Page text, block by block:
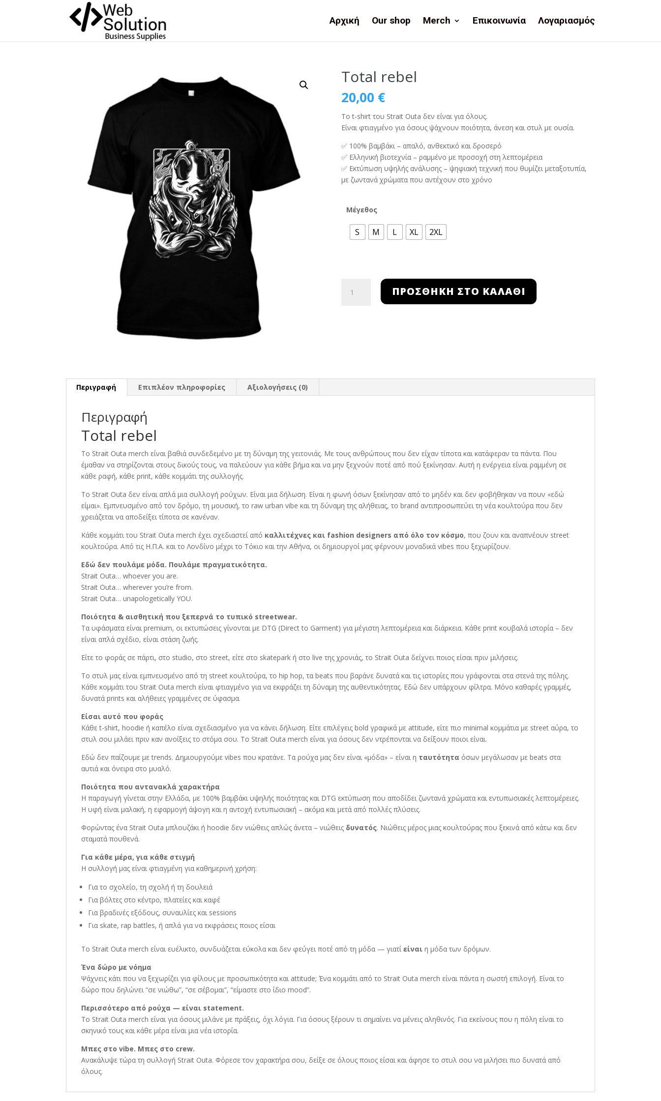
Αρχική Our shop Merch Επικοινωνία Λογαριασμός
Total rebel
20,00 €
Το t-shirt του Strait Outa δεν είναι για όλους.
Είναι φτιαγμένο για όσους ψάχνουν ποιότητα, άνεση και στυλ με ουσία.
✅ 100% βαμβάκι – απαλό, ανθεκτικό και δροσερό
✅ Ελληνική βιοτεχνία – ραμμένο με προσοχή στη λεπτομέρεια
✅ Εκτύπωση υψηλής ανάλυσης – ψηφιακή τεχνική που θυμίζει μεταξοτυπία,
με ζωντανά χρώματα που αντέχουν στο χρόνο
Μέγεθος
S M L XL 2XL
rebel
ΠΡΟΣΘΉΚΗ ΣΤΟ ΚΑΛΆΘΙ
Περιγραφή Επιπλέον πληροφορίες Αξιολογήσεις (0)
Περιγραφή
Total rebel
Το Strait Outa merch είναι βαθιά συνδεδεμένο με τη δύναμη της γειτονιάς. Με τους ανθρώπους που δεν είχαν τίποτα και κατάφεραν τα πάντα. Που
έμαθαν να στηρίζονται στους δικούς τους, να παλεύουν για κάθε βήμα και να μην ξεχνούν ποτέ από πού ξεκίνησαν. Αυτή η ενέργεια είναι ραμμένη σε
κάθε ραφή, κάθε print, κάθε κομμάτι της συλλογής.
Το Strait Outa δεν είναι απλά μια συλλογή ρούχων. Είναι μια δήλωση. Είναι η φωνή όσων ξεκίνησαν από το μηδέν και δεν φοβήθηκαν να πουν «εδώ
είμαι». Εμπνευσμένο από τον δρόμο, τη μουσική, το raw urban vibe και τη δύναμη της αλήθειας, το brand αντιπροσωπεύει τη νέα κουλτούρα που δεν
χρειάζεται να αποδείξει τίποτα σε κανέναν.
Κάθε κομμάτι του Strait Outa merch έχει σχεδιαστεί από καλλιτέχνες και fashion designers από όλο τον κόσμο, που ζουν και αναπνέουν street
κουλτούρα. Από τις Η.Π.Α. και το Λονδίνο μέχρι το Τόκιο και την Αθήνα, οι δημιουργοί μας φέρνουν μοναδικά vibes που ξεχωρίζουν.
Εδώ δεν πουλάμε μόδα. Πουλάμε πραγματικότητα.
Strait Outa… whoever you are.
Strait Outa… wherever you’re from.
Strait Outa… unapologetically YOU.
Ποιότητα & αισθητική που ξεπερνά το τυπικό streetwear.
Τα υφάσματα είναι premium, οι εκτυπώσεις γίνονται με DTG (Direct to Garment) για μέγιστη λεπτομέρεια και διάρκεια. Κάθε print κουβαλά ιστορία – δεν
είναι απλά σχέδιο, είναι στάση ζωής.
Είτε το φοράς σε πάρτι, στο studio, στο street, είτε στο skatepark ή στο live της χρονιάς, το Strait Outa δείχνει ποιος είσαι πριν μιλήσεις.
Το στυλ μας είναι εμπνευσμένο από τη street κουλτούρα, το hip hop, τα beats που βαράνε δυνατά και τις ιστορίες που γράφονται στα στενά της πόλης.
Κάθε κομμάτι του Strait Outa merch είναι φτιαγμένο για να εκφράζει τη δύναμη της αυθεντικότητας. Εδώ δεν υπάρχουν φίλτρα. Μόνο καθαρές γραμμές,
δυνατά prints και αλήθειες γραμμένες σε ύφασμα.
Είσαι αυτό που φοράς
Κάθε t-shirt, hoodie ή καπέλο είναι σχεδιασμένο για να κάνει δήλωση. Είτε επιλέγεις bold γραφικά με attitude, είτε πιο minimal κομμάτια με street αύρα, το
στυλ σου μιλάει πριν καν ανοίξεις το στόμα σου. Το Strait Outa merch είναι για όσους δεν ντρέπονται να δείξουν ποιοι είναι.
Εδώ δεν παίζουμε με trends. Δημιουργούμε vibes που κρατάνε. Τα ρούχα μας δεν είναι «μόδα» – είναι η ταυτότητα όσων μεγάλωσαν με beats στα
αυτιά και όνειρα στο μυαλό.
Ποιότητα που αντανακλά χαρακτήρα
Η παραγωγή γίνεται στην Ελλάδα, με 100% βαμβάκι υψηλής ποιότητας και DTG εκτύπωση που αποδίδει ζωντανά χρώματα και εντυπωσιακές λεπτομέρειες.
Η υφή είναι μαλακή, η εφαρμογή άψογη και η αντοχή εντυπωσιακή – ακόμα και μετά από πολλές πλύσεις.
Φορώντας ένα Strait Outa μπλουζάκι ή hoodie δεν νιώθεις απλώς άνετα – νιώθεις δυνατός. Νιώθεις μέρος μιας κουλτούρας που ξεκινά από κάτω και δεν
σταματά πουθενά.
Για κάθε μέρα, για κάθε στιγμή
Η συλλογή μας είναι φτιαγμένη για καθημερινή χρήση:
Για το σχολείο, τη σχολή ή τη δουλειά
Για βόλτες στο κέντρο, πλατείες και καφέ
Για βραδινές εξόδους, συναυλίες και sessions
Για skate, rap battles, ή απλά για να εκφράσεις ποιος είσαι
Το Strait Outa merch είναι ευέλικτο, συνδυάζεται εύκολα και δεν φεύγει ποτέ από τη μόδα — γιατίείναι η μόδα των δρόμων.
Ένα δώρο με νόημα
Ψάχνεις κάτι που να ξεχωρίζει για φίλους με προσωπικότητα και attitude; Ένα κομμάτι από το Strait Outa merch είναι πάντα η σωστή επιλογή. Είναι το
δώρο που δηλώνει “σε νιώθω”, “σε σέβομαι”, “είμαστε στο ίδιο mood”.
Περισσότερο από ρούχα — είναι statement.
Το Strait Outa merch είναι για όσους μιλάνε με πράξεις, όχι λόγια. Για όσους ξέρουν τι σημαίνει να μένεις αληθινός. Για εκείνους που η πόλη είναι το
σκηνικό τους και κάθε μέρα είναι μια νέα ιστορία.
Μπες στο vibe. Μπες στο crew.
Ανακάλυψε τώρα τη συλλογή Strait Outa. Φόρεσε τον χαρακτήρα σου, δείξε σε όλους ποιος είσαι και άφησε το στυλ σου να μιλήσει πιο δυνατά από
όλους.